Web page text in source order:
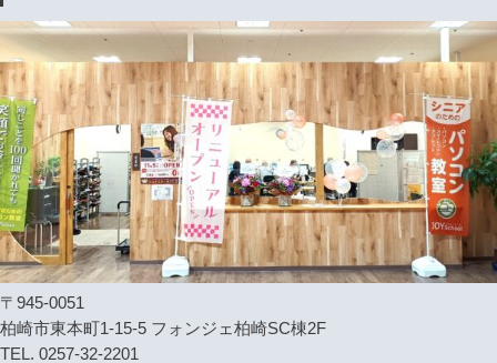
〒945-0051
柏崎市東本町1-15-5 フォンジェ柏崎SC棟2F
TEL. 0257-32-2201